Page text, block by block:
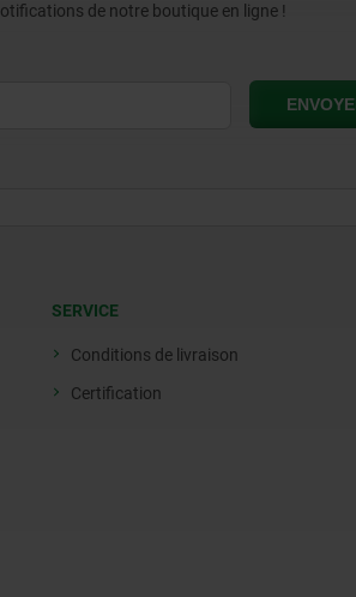
de notre boutique en ligne !
SERVICE
Conditions de livraison
Certification